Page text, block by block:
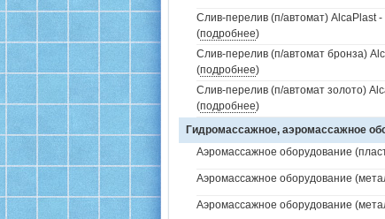
Слив-перелив (п/автомат) AlcaPlast
(подробнее)
Слив-перелив (п/автомат бронза)
(подробнее)
Слив-перелив (п/автомат золото)
(подробнее)
Гидромассажное, аэромассажное
Аэромассажное оборудование
Аэромассажное оборудование
Аэромассажное оборудование